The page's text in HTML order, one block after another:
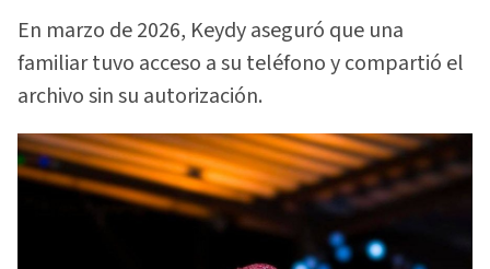
En marzo de 2026, Keydy aseguró que una
familiar tuvo acceso a su teléfono y compartió el
archivo sin su autorización.